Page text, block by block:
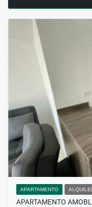
APARTAMENTO
APARTAMENTO